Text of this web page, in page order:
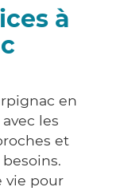
à
en
les
et
vie pour